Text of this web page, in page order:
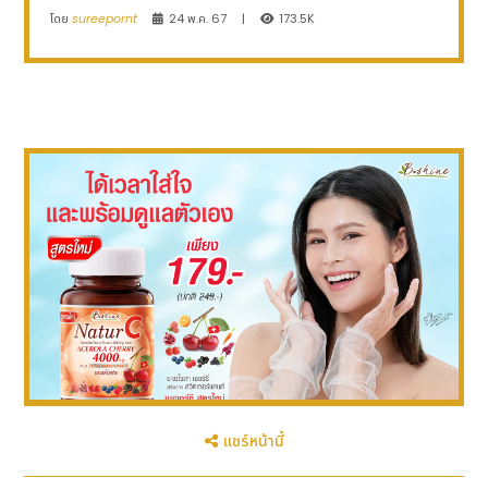
โดยsureepornt 24 พ.ค. 67 | 173.5K
แชร์หน้านี้